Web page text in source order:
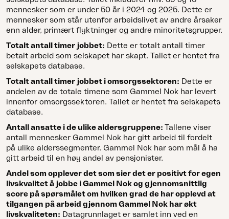
mennesker som er under 50 år i 2024 og 2025. Dette er
mennesker som står utenfor arbeidslivet av andre årsaker
enn alder, primært flyktninger og andre minoritetsgrupper.
Totalt antall timer jobbet: Dette er totalt antall timer
betalt arbeid som selskapet har skapt. Tallet er hentet fra
selskapets database.
Totalt antall timer jobbet i omsorgssektoren: Dette er
andelen av de totale timene som Gammel Nok har levert
innenfor omsorgssektoren. Tallet er hentet fra selskapets
database.
Antall ansatte i de ulike aldersgruppene: Tallene viser
antall mennesker Gammel Nok har gitt arbeid til fordelt
på ulike alderssegmenter. Gammel Nok har som mål å ha
gitt arbeid til en høy andel av pensjonister.
Andel som opplever det som sier det er positivt for egen
livskvalitet å jobbe i Gammel Nok og gjennomsnittlig
score på spørsmåletom hvilken grad de har opplevd at
tilgangen på arbeid gjennom Gammel Nok har økt
livskvaliteten: Datagrunnlaget er samlet inn ved en